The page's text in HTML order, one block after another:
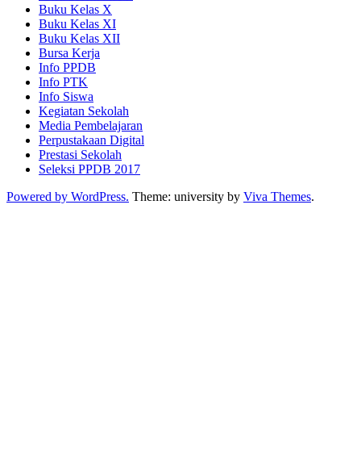
Buku Kelas X
Buku Kelas XI
Buku Kelas XII
Bursa Kerja
Info PPDB
Info PTK
Info Siswa
Kegiatan Sekolah
Media Pembelajaran
Perpustakaan Digital
Prestasi Sekolah
Seleksi PPDB 2017
Powered by WordPress. Theme: university by Viva Themes.